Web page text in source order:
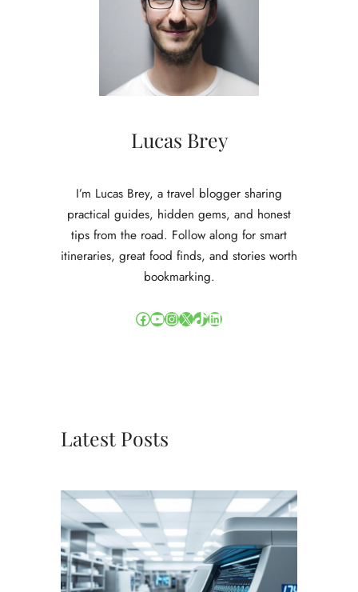
Lucas Brey
I’m Lucas Brey, a travel blogger sharing
practical guides, hidden gems, and honest
tips from the road. Follow along for smart
itineraries, great food finds, and stories worth
bookmarking.
Facebook YouTube InstagramX TikTok LinkedIn
Latest Posts